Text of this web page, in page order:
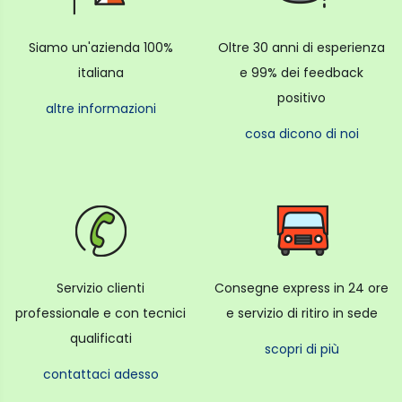
Siamo un'azienda 100%
italiana
altre informazioni
Oltre 30 anni di esperienza
e 99% dei feedback
positivo
cosa dicono di noi
Servizio clienti
professionale e con tecnici
qualificati
contattaci adesso
Consegne express in 24 ore
e servizio di ritiro in sede
scopri di più